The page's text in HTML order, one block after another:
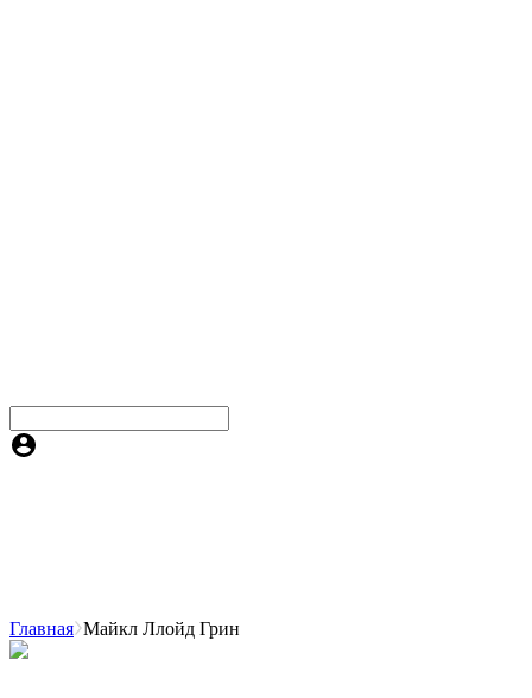
Главная Майкл Ллойд Грин